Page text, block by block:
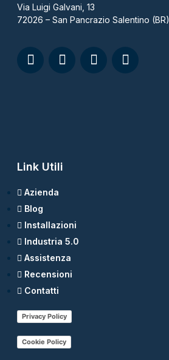
Via Luigi Galvani, 13
72026 – San Pancrazio Salentino (BR)
Link Utili
Azienda
Blog
Installazioni
Industria 5.0
Assistenza
Recensioni
Contatti
Privacy Policy
Cookie Policy